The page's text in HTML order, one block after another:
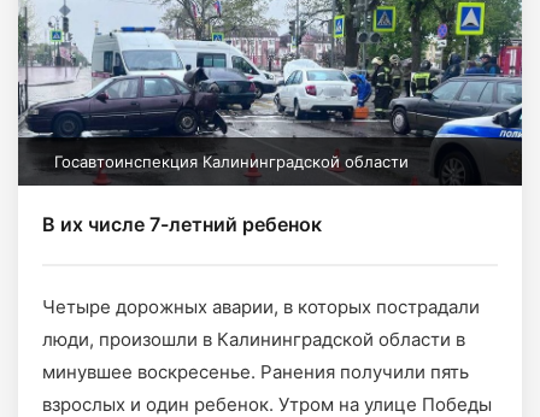
Госавтоинспекция Калининградской области
В их числе 7-летний ребенок
Четыре дорожных аварии, в которых пострадали
люди, произошли в Калининградской области в
минувшее воскресенье. Ранения получили пять
взрослых и один ребенок. Утром на улице Победы